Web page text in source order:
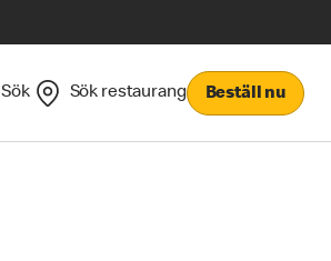
Sök Sök restaurang Beställ nu